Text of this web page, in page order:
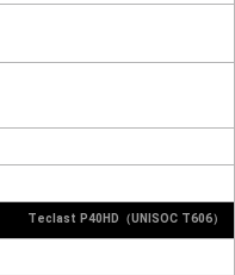
Teclast P40HD（UNISOC T606）